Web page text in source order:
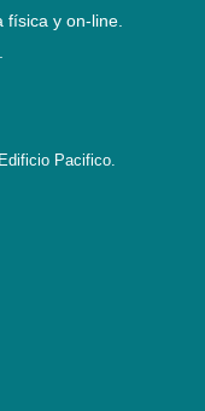
física y on-line.
Pacifico.